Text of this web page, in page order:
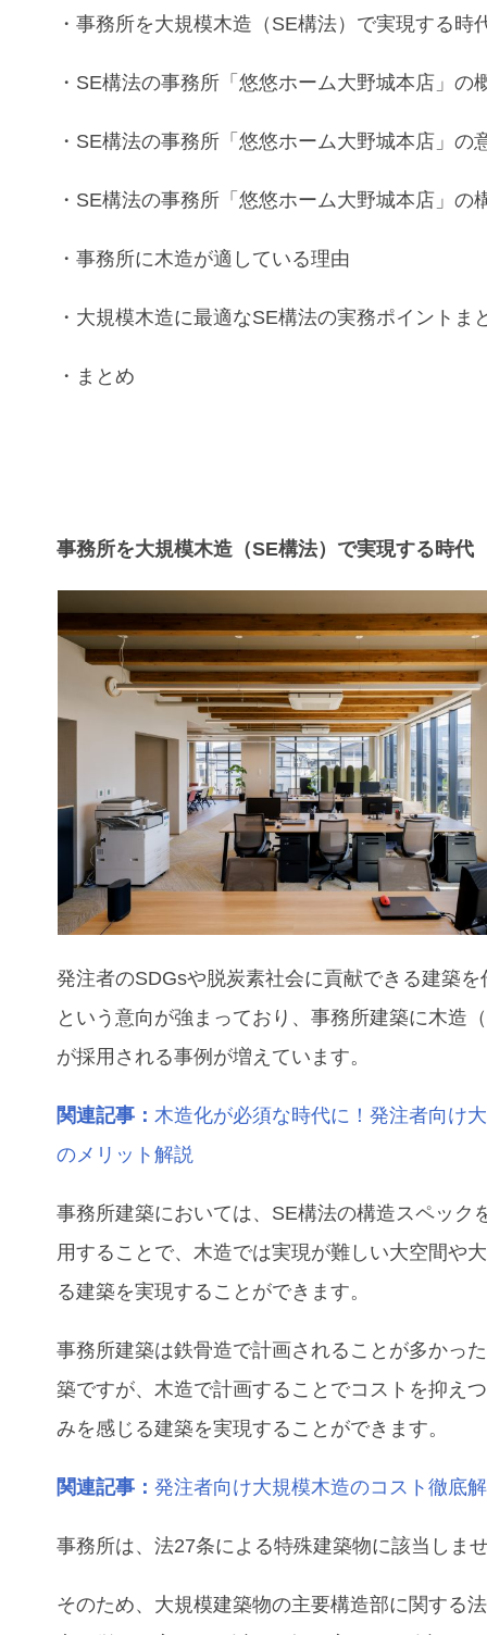
・事務所を大規模木造 （ SE構法） で実現する時
・ SE構法の事務所 「悠悠ホーム大野城本店」の
・ SE構法の事務所 「悠悠ホーム大野城本店」の
・ SE構法の事務所 「悠悠ホーム大野城本店」の
・事務所に木造が適している理由
・ 大規模木造に最適なSE構法の実務ポイントま
・まとめ
事務所を大規模木造（SE構法）で実現する時代
発注者のSDGsや脱炭素社会に貢献できる建築を
という意向が強まっており、事務所建築に木造
が採用される事例が増えています。
関連記事：木造化が必須な時代に！発注者向け
のメリット解説
事務所建築においては、SE構法の構造スペック
用することで、木造では実現が難しい大空間や
る建築を実現することができます。
事務所建築は鉄骨造で計画されることが多かっ
築ですが、木造で計画することでコストを抑え
みを感じる建築を実現することができます。
関連記事：発注者向け大規模木造のコスト徹底
事務所は、法27条による特殊建築物に該当しま
そのため、大規模建築物の主要構造部に関する